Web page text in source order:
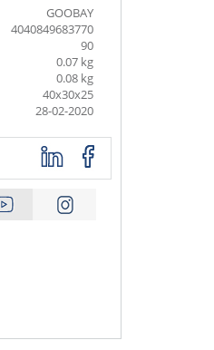
GOOBAY
4040849683770
90
0.07 kg
0.08 kg
40x30x25
28-02-2020